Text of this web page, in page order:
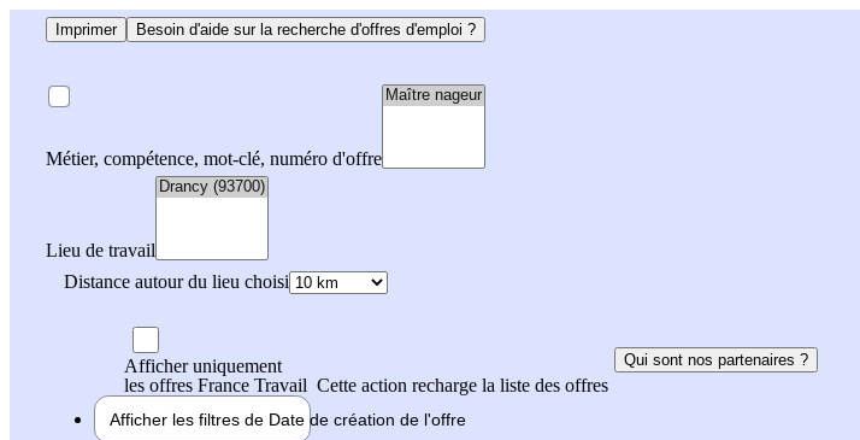
Imprimer Besoin d'aide sur la recherche d'offres d'emploi ?
Métier, compétence, mot-clé, numéro d'offre
Lieu de travail
Distance autour du lieu choisi
Afficher uniquement
les offres France Travail Cette action recharge la liste des offres
Qui sont nos partenaires ?
Afficher les filtres de Date de création de l'offre